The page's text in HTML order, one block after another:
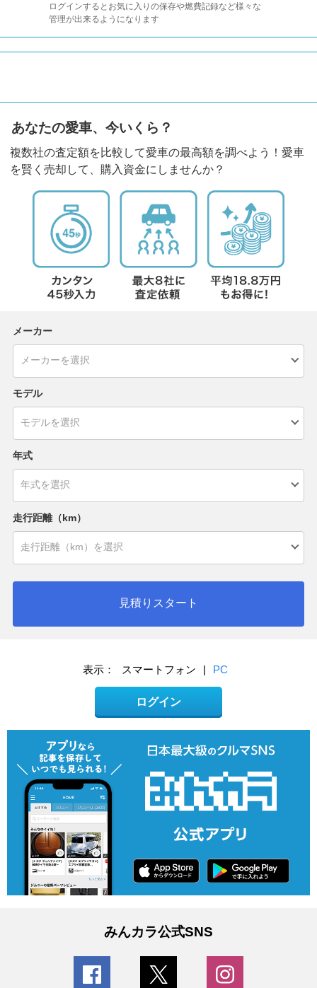
ログインするとお気に入りの保存や燃費記録など様々な
管理が出来るようになります
あなたの愛車、今いくら？
複数社の査定額を比較して愛車の最高額を調べよう！愛車
を賢く売却して、購入資金にしませんか？
メーカー
モデル
年式
走行距離（km）
見積りスタート
表示： スマートフォン | PC
ログイン
みんカラ公式SNS